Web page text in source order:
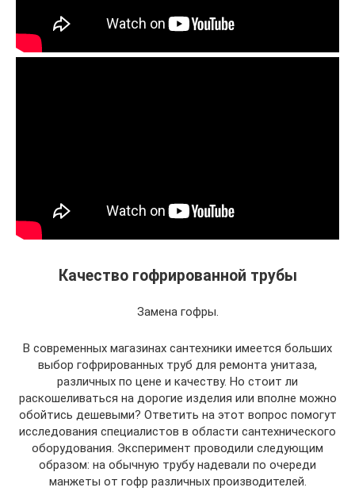
Качество гофрированной трубы
Замена гофры.
В современных магазинах сантехники имеется больших
выбор гофрированных труб для ремонта унитаза,
различных по цене и качеству. Но стоит ли
раскошеливаться на дорогие изделия или вполне можно
обойтись дешевыми? Ответить на этот вопрос помогут
исследования специалистов в области сантехнического
оборудования. Эксперимент проводили следующим
образом: на обычную трубу надевали по очереди
манжеты от гофр различных производителей.